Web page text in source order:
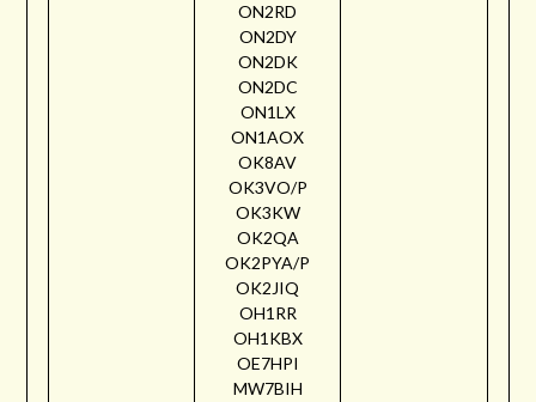
ON2RD
ON2DY
ON2DK
ON2DC
ON1LX
ON1AOX
OK8AV
OK3VO/P
OK3KW
OK2QA
OK2PYA/P
OK2JIQ
OH1RR
OH1KBX
OE7HPI
MW7BIH